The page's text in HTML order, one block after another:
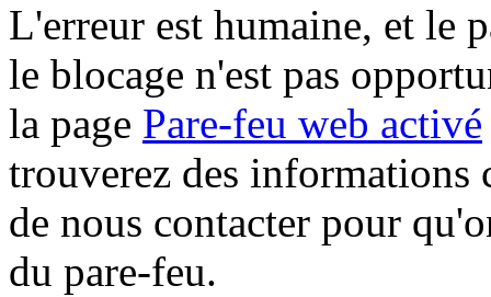
L'erreur est humaine, et le
le blocage n'est pas
la page Pare-feu web activé
trouverez des informations
de nous contacter pour
du pare-feu.